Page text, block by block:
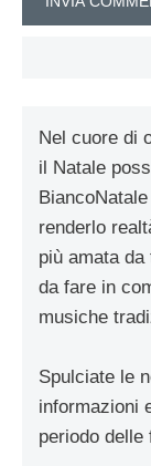
Nel cuore di
il Natale
renderlo
più amata
da fare in
musiche
Spulciate le
informazioni
periodo delle